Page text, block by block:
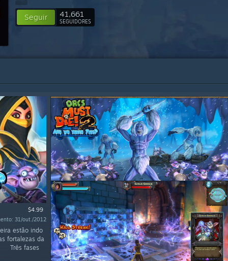
Seguir 41,661
SEGUIDORES
$4.99
31/out./2012
estão indo
fortalezas da
Três fases